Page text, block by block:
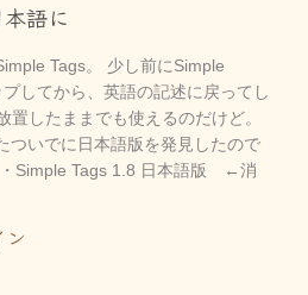
語に
Tags。 少し前にSimple
してから、英語の記述に戻ってし
置したままでも使えるのだけど。
ついでに日本語版を発見したので
Simple Tags 1.8 日本語版 ←消
ン